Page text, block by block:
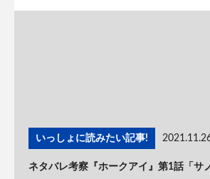
いっしょに読みたい記事!
ネタバレ考察『ホークアイ』第1話「サ